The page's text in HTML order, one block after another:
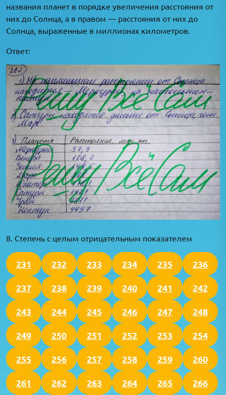
названия планет в порядке увеличения расстояния от
них до Солнца, а в правом — расстояния от них до
Солнца, выраженные в миллионах километров.
Ответ:
8. Степень с целым отрицательным показателем
231 232 233 234 235 236
237 238 239 240 241 242
243 244 245 246 247 248
249 250 251 252 253 254
255 256 257 258 259 260
261 262 263 264 265 266